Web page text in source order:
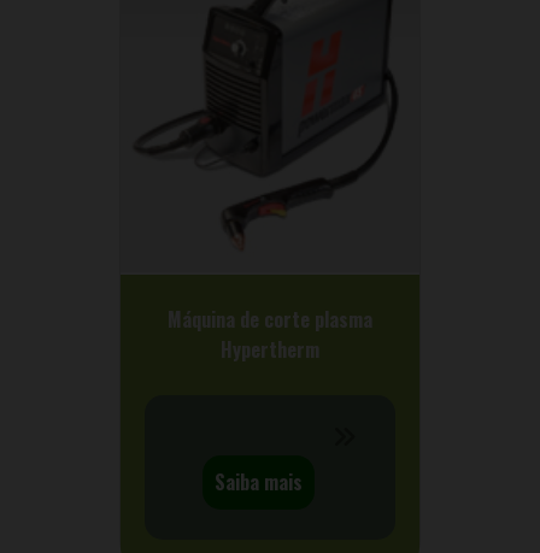
Máquina de corte plasma
Hypertherm
Saiba mais